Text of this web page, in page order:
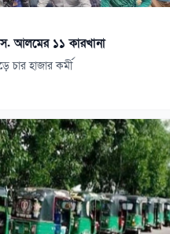
আলমের ১১ কারখানা
চার হাজার কর্মী